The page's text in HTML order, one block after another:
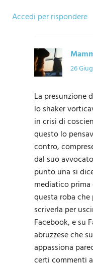
Accedi per rispondere
26
La presunzione
lo shaker
in crisi di
questo lo
contro,
dal suo
punto una si
mediatico prima
questa roba
scriverla per
Facebook, e su
abruzzese che
appassiona
certi commenti